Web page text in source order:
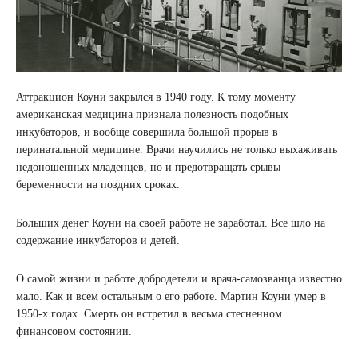
Аттракцион Коуни закрылся в 1940 году. К тому моменту
американская медицина признала полезность подобных
инкубаторов, и вообще совершила большой прорыв в
перинатальной медицине. Врачи научились не только выхаживать
недоношенных младенцев, но и предотвращать срывы
беременности на поздних сроках.
Больших денег Коуни на своей работе не заработал. Все шло на
содержание инкубаторов и детей.
О самой жизни и работе добродетели и врача-самозванца известно
мало. Как и всем остальным о его работе. Мартин Коуни умер в
1950-х годах. Смерть он встретил в весьма стесненном
финансовом состоянии.